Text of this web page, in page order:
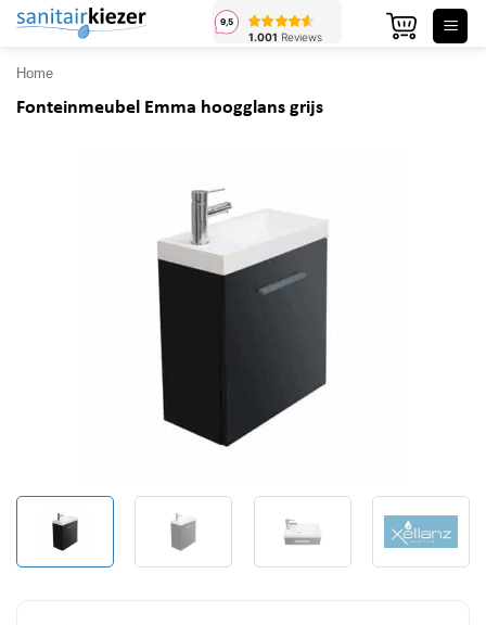
Ga
inhoud
Home
Fonteinmeubel Emma hoogglans grijs